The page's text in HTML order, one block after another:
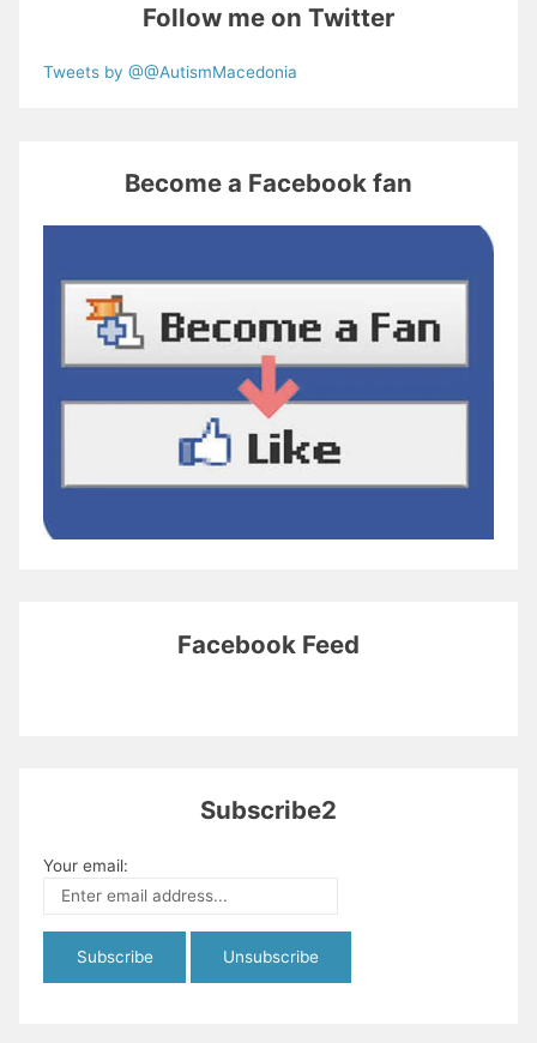
Follow me on Twitter
Tweets by @@AutismMacedonia
Become a Facebook fan
Facebook Feed
Subscribe2
Your email: